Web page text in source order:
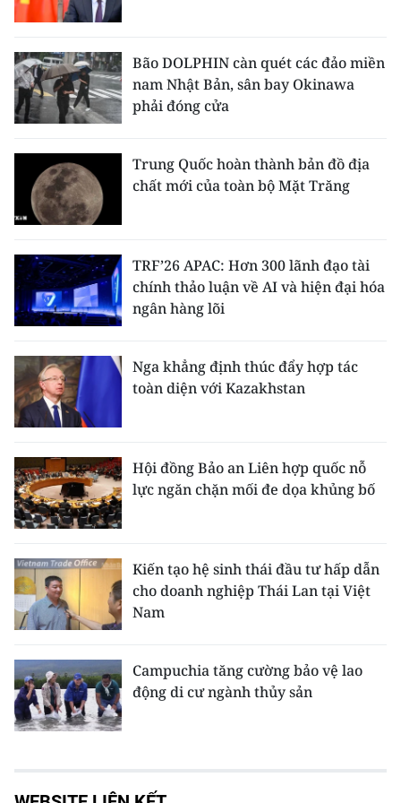
Bão DOLPHIN càn quét các đảo miền
nam Nhật Bản, sân bay Okinawa
phải đóng cửa
Trung Quốc hoàn thành bản đồ địa
chất mới của toàn bộ Mặt Trăng
TRF’26 APAC: Hơn 300 lãnh đạo tài
chính thảo luận về AI và hiện đại hóa
ngân hàng lõi
Nga khẳng định thúc đẩy hợp tác
toàn diện với Kazakhstan
Hội đồng Bảo an Liên hợp quốc nỗ
lực ngăn chặn mối đe dọa khủng bố
Kiến tạo hệ sinh thái đầu tư hấp dẫn
cho doanh nghiệp Thái Lan tại Việt
Nam
Campuchia tăng cường bảo vệ lao
động di cư ngành thủy sản